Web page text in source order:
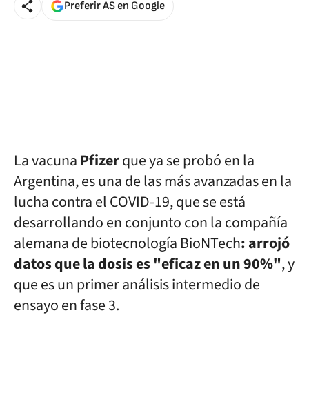
Preferir AS en Google
La vacunaPfizerque ya se probó en la
Argentina, es una de las más avanzadas en la
lucha contra el COVID-19, que se está
desarrollando en conjunto con la compañía
alemana de biotecnología BioNTech: arrojó
datos que la dosis es "eficaz en un 90%", y
que es un primer análisis intermedio de
ensayo en fase 3.